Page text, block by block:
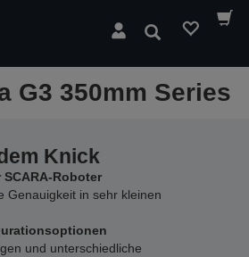
Suchen
G3 350mm Series
Knick
Roboter
Genauigkeit in sehr kleinen
und unterschiedliche